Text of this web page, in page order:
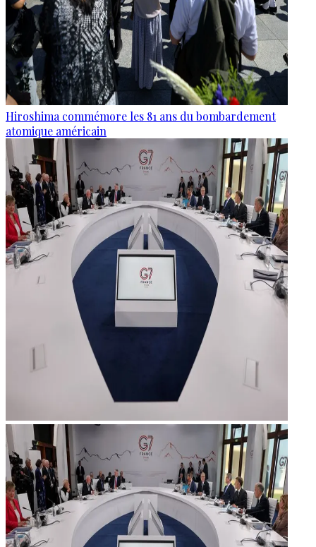
Hiroshima commémore les 81 ans du bombardement
atomique américain